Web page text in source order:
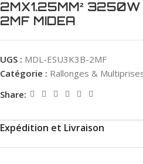
2MX1.25MM²
2MF MIDEA
UGS : MDL-ESU3K3B-2MF
Catégorie : Rallonges &
Share:
Expédition et Livraison